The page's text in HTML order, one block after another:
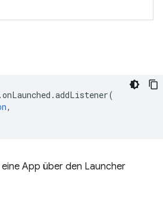
.onLaunched .addListener(
,
App über den Launcher